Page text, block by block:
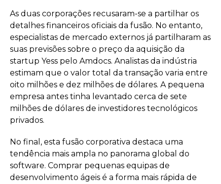
As duas corporações recusaram-se a partilhar os
detalhes financeiros oficiais da fusão. No entanto,
especialistas de mercado externos já partilharam as
suas previsões sobre o preço da aquisição da
startup Yess pelo Amdocs. Analistas da indústria
estimam que o valor total da transação varia entre
oito milhões e dez milhões de dólares. A pequena
empresa antes tinha levantado cerca de sete
milhões de dólares de investidores tecnológicos
privados.
No final, esta fusão corporativa destaca uma
tendência mais ampla no panorama global do
software. Comprar pequenas equipas de
desenvolvimento ágeis é a forma mais rápida de